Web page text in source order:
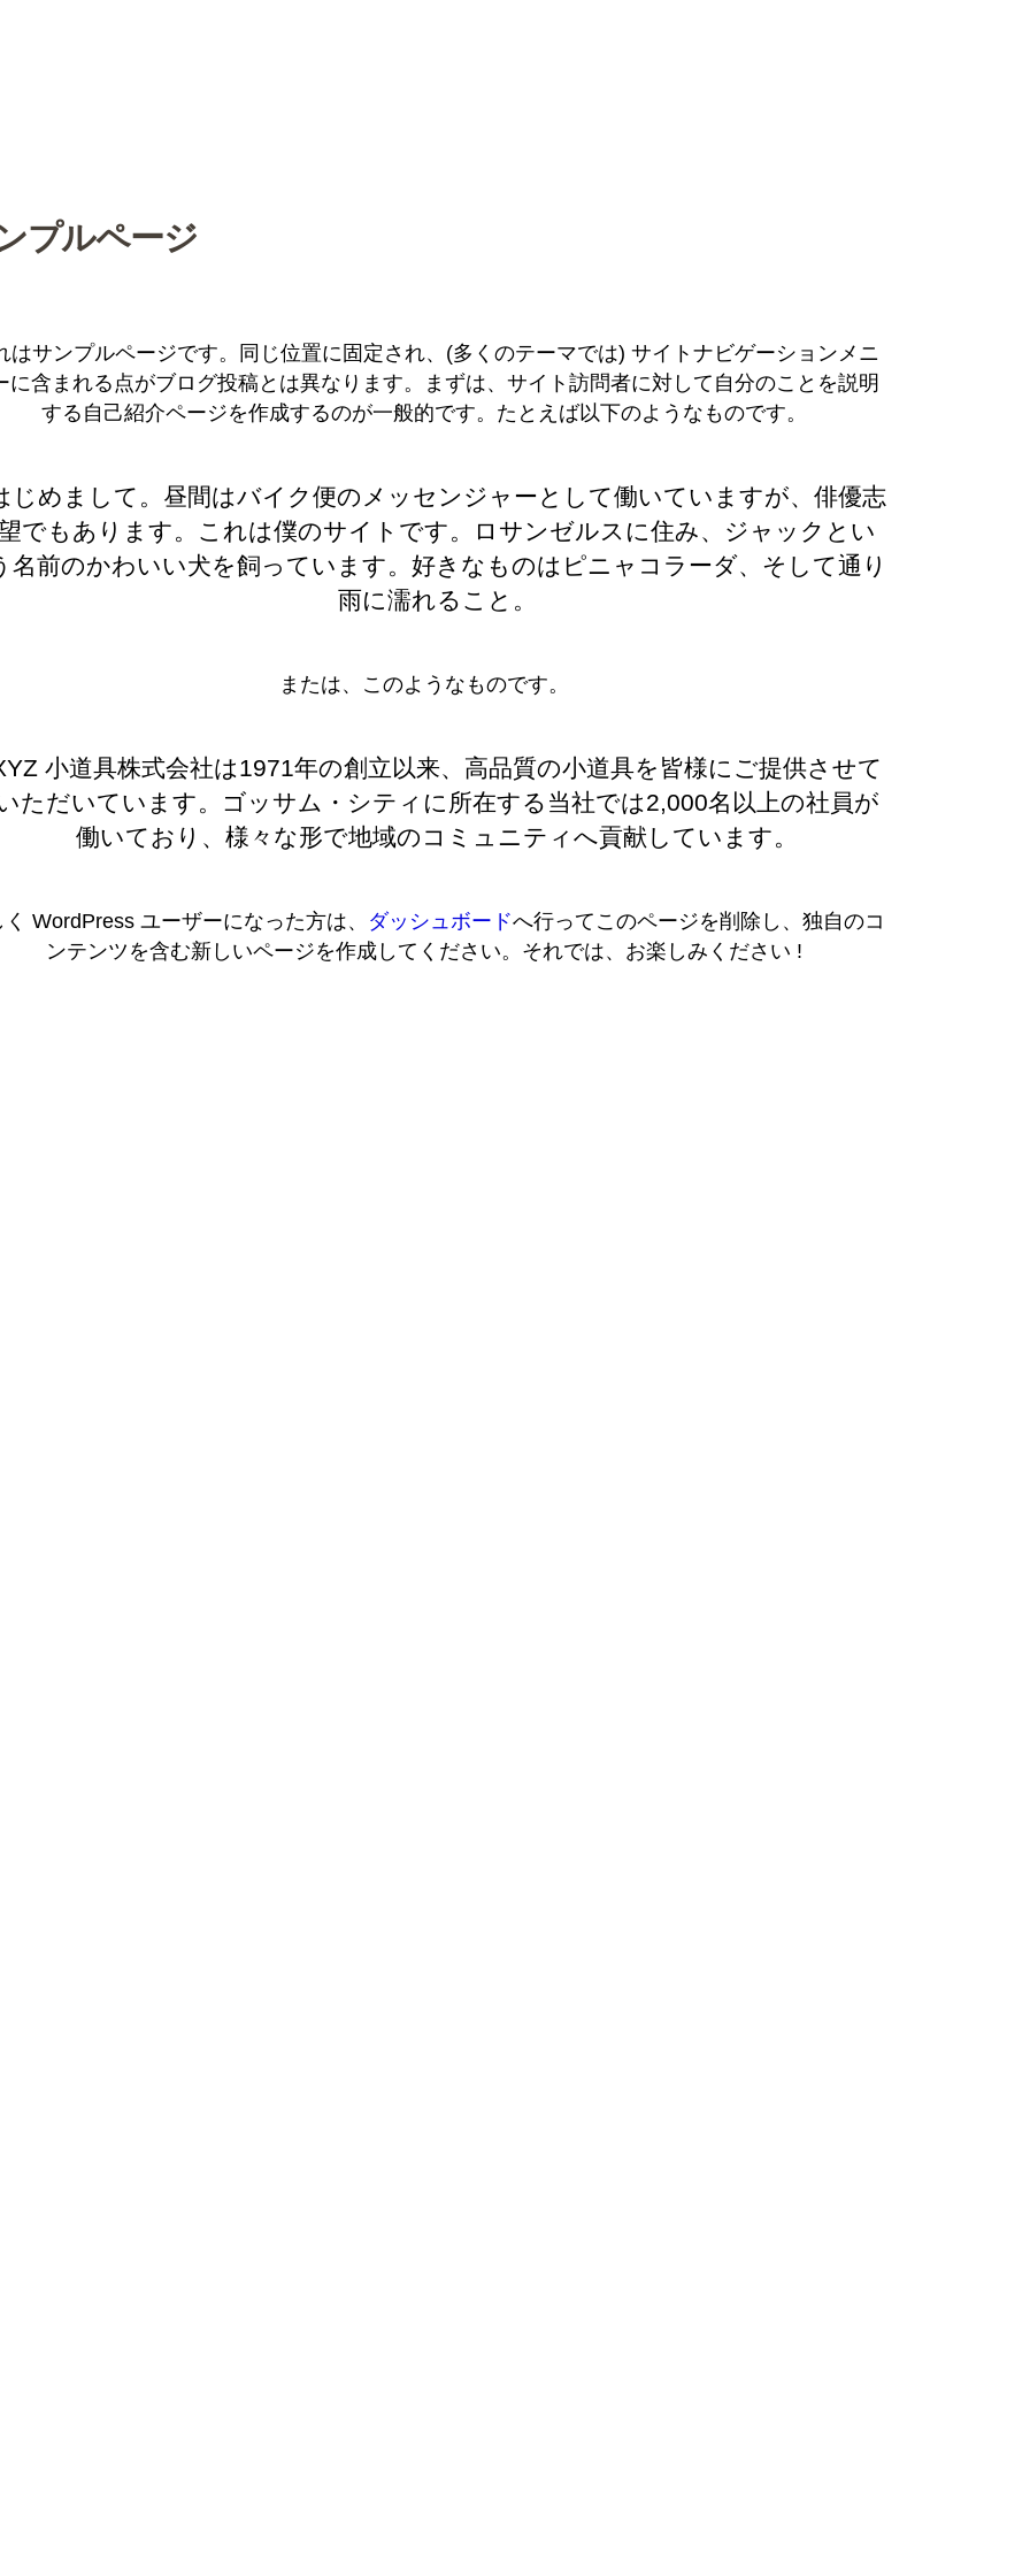
プルページ
はサンプルページです。同じ位置に固定され、(多くのテーマでは) サイトナビゲーションメニ
に含まれる点がブログ投稿とは異なります。まずは、サイト訪問者に対して自分のことを説明
する自己紹介ページを作成するのが一般的です。たとえば以下のようなものです。
じめまして。昼間はバイク便のメッセンジャーとして働いていますが、俳優志
でもあります。これは僕のサイトです。ロサンゼルスに住み、ジャックとい
名前のかわいい犬を飼っています。好きなものはピニャコラーダ、そして通り
雨に濡れること。
または、このようなものです。
小道具株式会社は1971年の創立以来、高品質の小道具を皆様にご提供させて
ただいています。ゴッサム・シティに所在する当社では2,000名以上の社員が
働いており、様々な形で地域のコミュニティへ貢献しています。
WordPress ユーザーになった方は、 ダッシュボードへ行ってこのページを削除し、独自のコ
ンテンツを含む新しいページを作成してください。それでは、お楽しみください !